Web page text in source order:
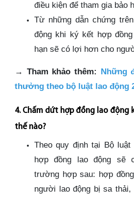
điều kiện để tham gia bảo
Từ những dẫn chứng
động khi ký kết hợp
hạn sẽ có lợi hơn cho
→ Tham khảo thêm: Những
thưởng theo bộ luật lao động
4. Chấm dứt hợp đồng lao động
thế nào?
Theo quy định tại Bộ luật
hợp đồng lao động sẽ
trường hợp sau: hợp
người lao động bị sa